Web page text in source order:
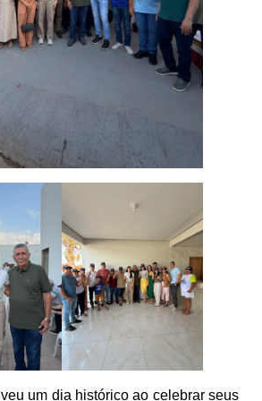
um dia histórico ao celebrar seus